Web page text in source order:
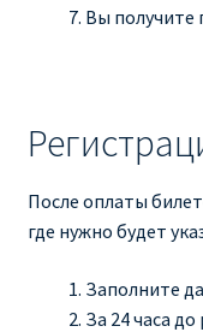
Вы получите
После оплаты
где нужно будет
Заполните
За 24 часа